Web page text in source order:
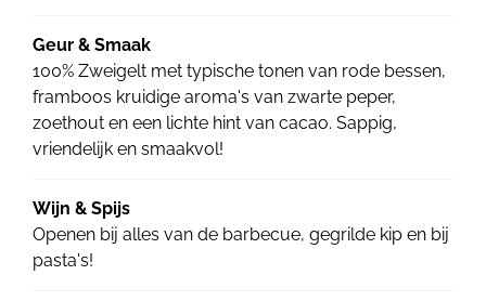
Geur & Smaak
100% Zweigelt met typische tonen van rode bessen,
framboos kruidige aroma's van zwarte peper,
zoethout en een lichte hint van cacao. Sappig,
vriendelijk en smaakvol!
Wijn & Spijs
Openen bij alles van de barbecue, gegrilde kip en bij
pasta's!